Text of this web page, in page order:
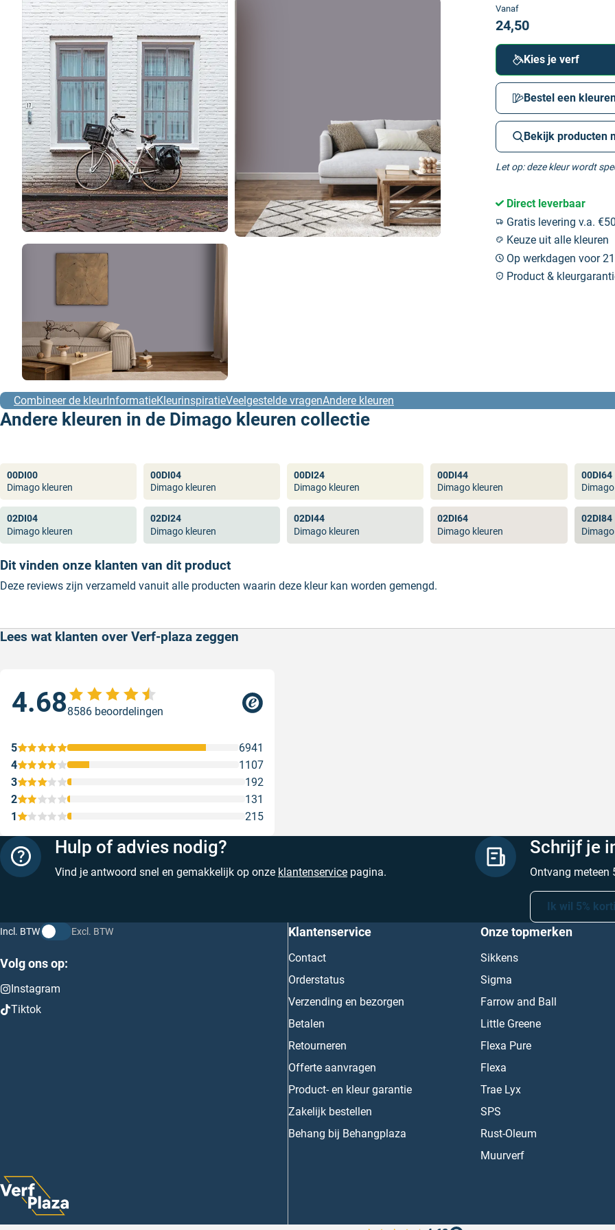
Vanaf
24,50
Kies je verf
Bestel een
Bekijk producten
Let op: deze kleur wordt
Direct leverbaar
Gratis levering v.a.
Keuze uit alle kleuren
Op werkdagen voor
Product &
Combineer de kleurInformatieKleurinspiratieVeelgestelde vragenAndere kleuren
Andere kleuren in de Dimago kleuren collectie
00DI00
Dimago kleuren
00DI04
Dimago kleuren
00DI24
Dimago kleuren
00DI44
Dimago kleuren
00DI64
02DI04
Dimago kleuren
02DI24
Dimago kleuren
02DI44
Dimago kleuren
02DI64
Dimago kleuren
02DI84
Dit vinden onze klanten van dit product
Deze reviews zijn verzameld vanuit alle producten waarin deze kleur kan worden gemengd.
Lees wat klanten over Verf-plaza zeggen
4.688586 beoordelingen
1 215
2 131
3 192
4 1107
5 6941
Hulp of advies nodig?
Vind je antwoord snel en gemakkelijk op onze klantenservice pagina.
Schrijf je
Ontvang meteen
Ik wil 5%
Incl. BTW Excl. BTW
Volg ons op:
Instagram
Tiktok
Klantenservice
Contact
Orderstatus
Verzending en bezorgen
Betalen
Retourneren
Offerte aanvragen
Product- en kleur garantie
Zakelijk bestellen
Behang bij Behangplaza
Onze topmerken
Sikkens
Sigma
Farrow and Ball
Little Greene
Flexa Pure
Flexa
Trae Lyx
SPS
Rust-Oleum
Muurverf